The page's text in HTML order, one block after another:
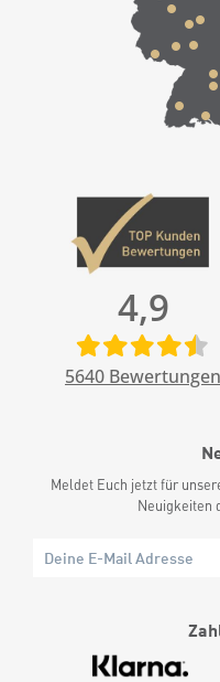
4,9
5640 Bewertungen
Meldet Euch jetzt für
Neuigkeiten